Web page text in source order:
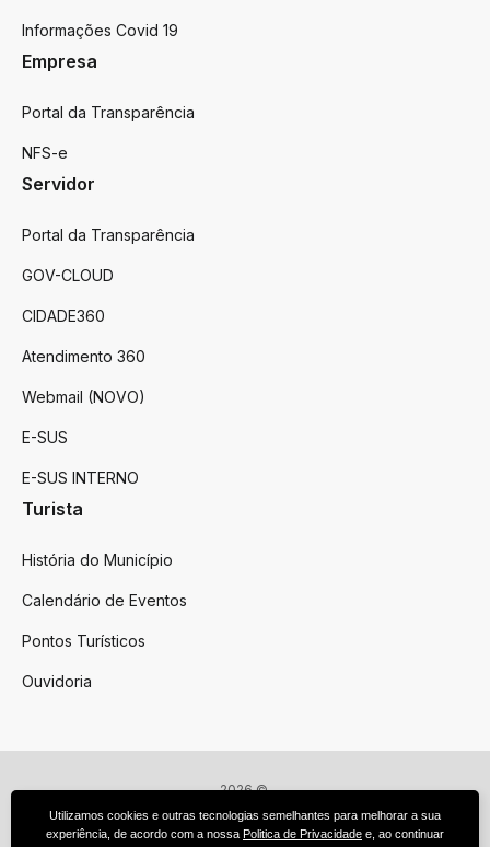
Informações Covid 19
Empresa
Portal da Transparência
NFS-e
Servidor
Portal da Transparência
GOV-CLOUD
CIDADE360
Atendimento 360
Webmail (NOVO)
E-SUS
E-SUS INTERNO
Turista
História do Município
Calendário de Eventos
Pontos Turísticos
Ouvidoria
2026 ©
Todos os direitos reservados.
Utilizamos cookies e outras tecnologias semelhantes para melhorar a sua
experiência, de acordo com a nossa Politica de Privacidade e, ao continuar